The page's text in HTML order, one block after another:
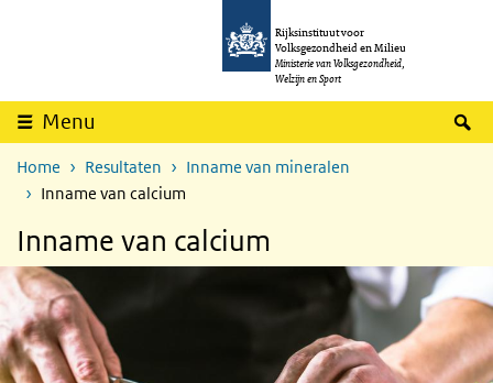
Overslaan en naar de inhoud gaan
Rijksinstituut voor
Volksgezondheid en Milieu
Ministerie van Volksgezondheid,
Welzijn en Sport
Menu
Home Resultaten
Inname van mineralen
Inname van calcium
Inname van calcium